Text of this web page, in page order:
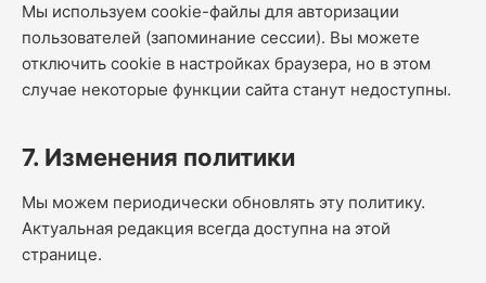
Мы используем cookie-файлы для авторизации
пользователей (запоминание сессии). Вы можете
отключить cookie в настройках браузера, но в этом
случае некоторые функции сайта станут недоступны.
7. Изменения политики
Мы можем периодически обновлять эту политику.
Актуальная редакция всегда доступна на этой
странице.